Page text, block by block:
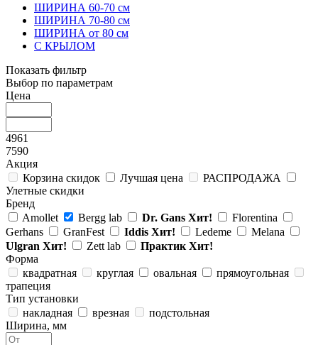
ШИРИНА 60-70 см
ШИРИНА 70-80 см
ШИРИНА от 80 см
С КРЫЛОМ
Показать фильтр
Выбор по параметрам
Цена
4961
7590
Акция
Корзина скидок
Лучшая цена
РАСПРОДАЖА
Улетные скидки
Бренд
Amollet
Bergg lab Dr. Gans Хит!
Florentina
Gerhans
GranFest Iddis Хит! Ledeme
Melana
Ulgran Хит! Zett lab Практик Хит!
Форма
квадратная
круглая овальная
прямоугольная
трапеция
Тип установки
накладная
врезная
подстольная
Ширина, мм